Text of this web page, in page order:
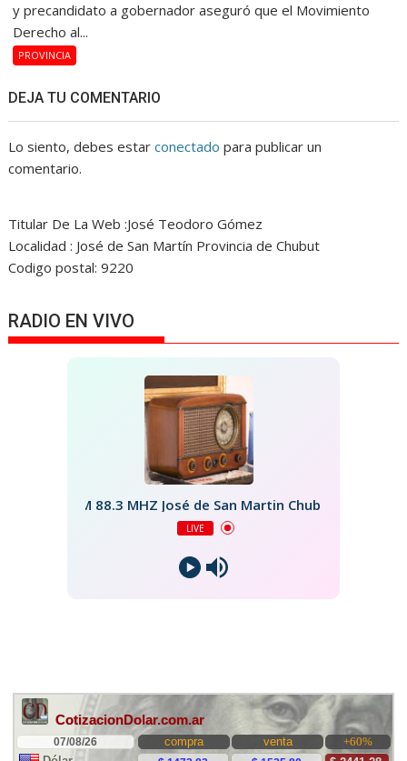
y precandidato a gobernador aseguró que el Movimiento
Derecho al...
PROVINCIA
DEJA TU COMENTARIO
Lo siento, debes estarconectado para publicar un
comentario.
Titular De La Web :José Teodoro Gómez
Localidad : José de San Martín Provincia de Chubut
Codigo postal: 9220
RADIO EN VIVO
FM 88.3 MHZ José de San Martin Chubut
LIVE